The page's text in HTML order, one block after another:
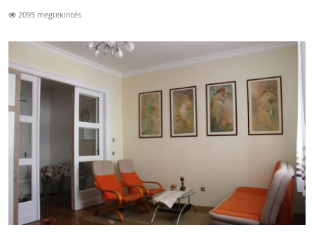
2095 megtekintés